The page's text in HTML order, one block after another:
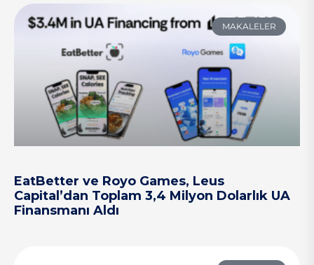
MAKALELER
EatBetter ve Royo Games, Leus
Capital’dan Toplam 3,4 Milyon Dolarlık UA
Finansmanı Aldı